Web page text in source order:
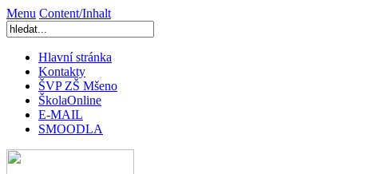
Menu Content/Inhalt
Hlavní stránka
Kontakty
ŠVP ZŠ Mšeno
ŠkolaOnline
E-MAIL
SMOODLA